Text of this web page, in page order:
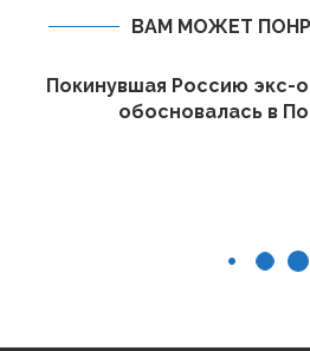
ВАМ МОЖЕТ
Покинувшая Россию экс-
обосновалась в